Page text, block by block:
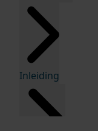
Inleiding